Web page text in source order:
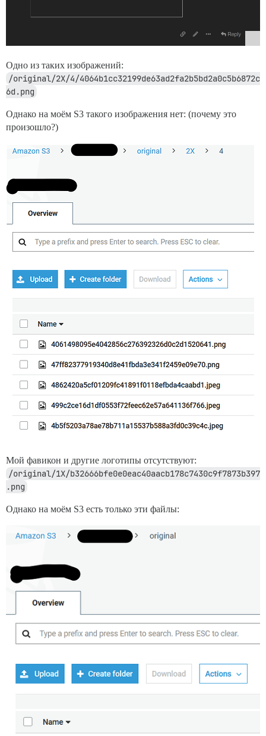
Одно из таких изображений:
/original/2X/4/4064b1cc32199de63ad2fa2b5bd2a0c5b6872c
6d.png
Однако на моём S3 такого изображения нет: (почему это
произошло?)
Мой фавикон и другие логотипы отсутствуют:
/original/1X/b32666bfe0e0eac40aacb178c7430c9f7873b397
.png
Однако на моём S3 есть только эти файлы: